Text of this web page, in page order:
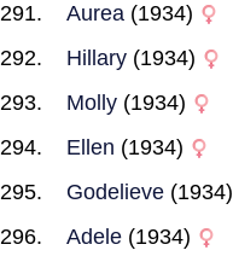
Aurea (1934)
Hillary (1934)
Molly (1934)
Ellen (1934)
Godelieve (1934)
Adele (1934)